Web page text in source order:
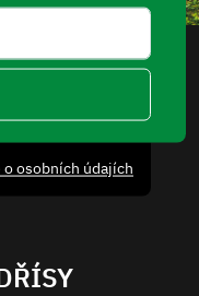
osobních údajích